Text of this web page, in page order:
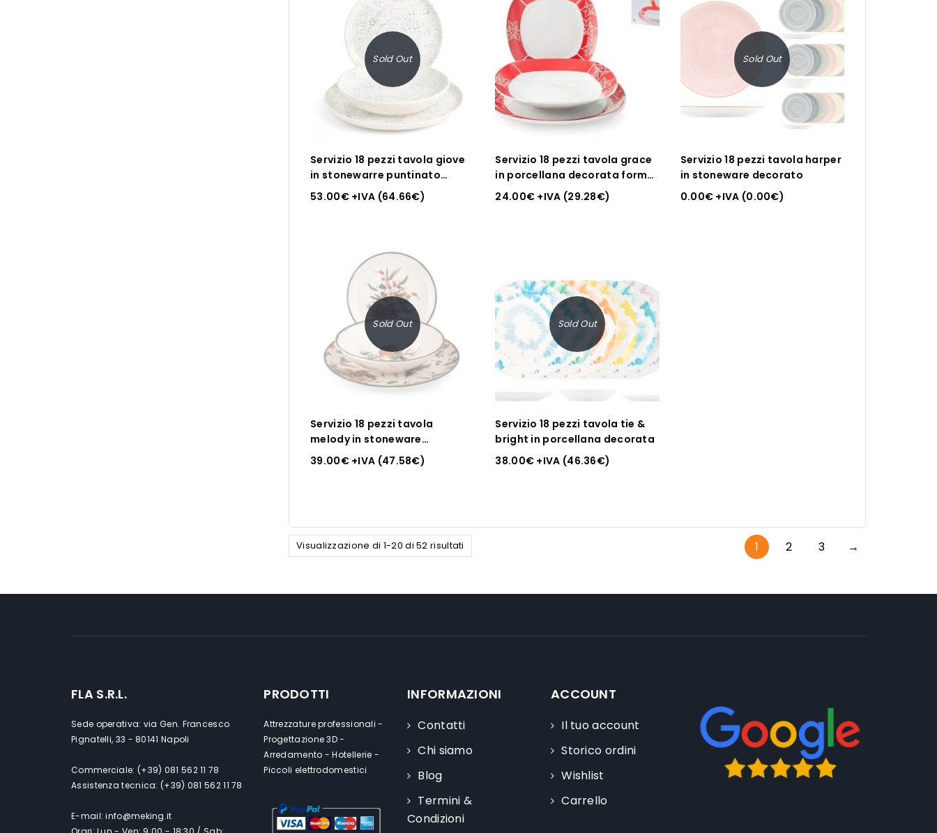
Sold Out
Servizio 18 pezzi tavola giove
in stonewarre puntinato
colore avorio e nero
53.00€+IVA (64.66€)
Servizio 18 pezzi tavola grace
in porcellana decorata forma
quadra
24.00€ +IVA (29.28€)
Sold Out
Servizio 18 pezzi tavola harper
in stoneware decorato
0.00€ +IVA (0.00€)
Sold Out
Servizio 18 pezzi tavola
melody in stoneware
decorato.
39.00€+IVA (47.58€)
Sold Out
Servizio 18 pezzi tavola tie &
bright in porcellana decorata
38.00€ +IVA (46.36€)
1 2 3 →
Visualizzazione di 1-20 di 52 risultati
FLA S.R.L.
Sede operativa: via Gen. Francesco
Pignatelli, 33 - 80141 Napoli
Commerciale: (+39) 081 562 11 78
Assistenza tecnica: (+39) 081 562 11 78
E-mail: info@meking.it
PRODOTTI
Attrezzature professionali -
Progettazione 3D -
Arredamento - Hotellerie -
Piccoli elettrodomestici
INFORMAZIONI
Contatti
Chi siamo
Blog
Termini &
Condizioni
ACCOUNT
Il tuo account
Storico ordini
Wishlist
Carrello